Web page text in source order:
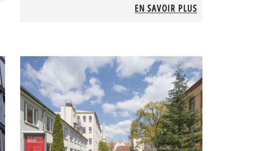
EN SAVOIR PLUS